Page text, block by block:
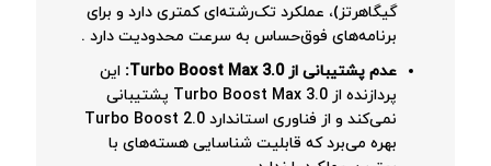
گیگاهرتز)، عملکرد تک‌رشته‌ای کمتری دارد و برای
برنامه‌های فوق‌حساس به سرعت محدودیت دارد .
عدم پشتیبانی از Turbo Boost Max 3.0:
این
پردازنده از Turbo Boost Max 3.0 پشتیبانی
نمی‌کند و از فناوری استاندارد Turbo Boost 2.0
بهره می‌برد که قابلیت شناسایی هسته‌های با